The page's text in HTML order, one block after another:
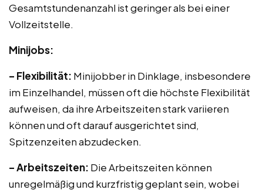
Gesamtstundenanzahl ist geringer als bei einer
Vollzeitstelle.
Minijobs:
– Flexibilität: Minijobber in Dinklage, insbesondere
im Einzelhandel, müssen oft die höchste Flexibilität
aufweisen, da ihre Arbeitszeiten stark variieren
können und oft darauf ausgerichtet sind,
Spitzenzeiten abzudecken.
– Arbeitszeiten: Die Arbeitszeiten können
unregelmäßig und kurzfristig geplant sein, wobei